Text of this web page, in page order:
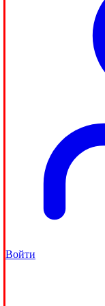
Войти